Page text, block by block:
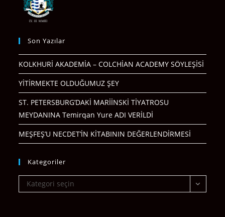
Son Yazılar
KOLKHURİ AKADEMİA – COLCHİAN ACADEMY SÖYLEŞİSİ
YİTİRMEKTE OLDUĞUMUZ ŞEY
ST. PETERSBURG’DAKİ MARİİNSKİ TİYATROSU
MEYDANINA Temirqan Yure ADI VERİLDİ
MEŞFEŞ’U NECDET’İN KİTABININ DEĞERLENDİRMESİ
Kategoriler
Kategoriler
Kategori seçin